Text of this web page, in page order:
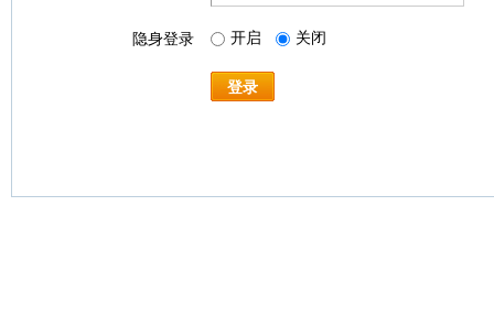
隐身登录 开启 关闭
登录